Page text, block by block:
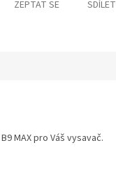
ZEPTAT SE SDÍLET
MAXpro Váš vysavač.